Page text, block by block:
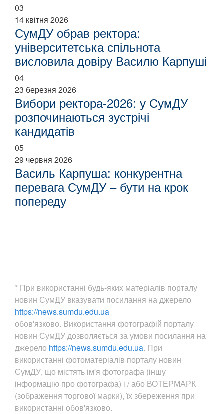
03
14 квітня 2026
СумДУ обрав ректора:
університетська спільнота
висловила довіру Василю Карпуші
04
23 березня 2026
Вибори ректора-2026: у СумДУ
розпочинаються зустрічі
кандидатів
05
29 червня 2026
Василь Карпуша: конкурентна
перевага СумДУ – бути на крок
попереду
* При використанні будь-яких матеріалів порталу
новин СумДУ вказувати посилання на джерело
https://news.sumdu.edu.ua
обов'язково. Використання фотографій порталу
новин СумДУ дозволяється за умови посилання на
джерело https://news.sumdu.edu.ua. При
використанні фотоматеріалів порталу новин
СумДУ, що містять ім'я фотографа (іншу
інформацію про фотографа) і / або ВОТЕРМАРК
(зображення торгової марки), їх збереження при
використанні обов'язково.